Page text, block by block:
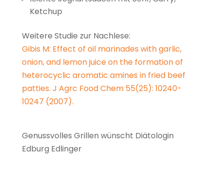
Ketchup
Weitere Studie zur Nachlese:
Gibis M: Effect of oil marinades with garlic,
onion, and lemon juice on the formation of
heterocyclic aromatic amines in fried beef
patties. J Agrc Food Chem 55(25): 10240-
10247 (2007).
Genussvolles Grillen wünscht Diätologin
Edburg Edlinger